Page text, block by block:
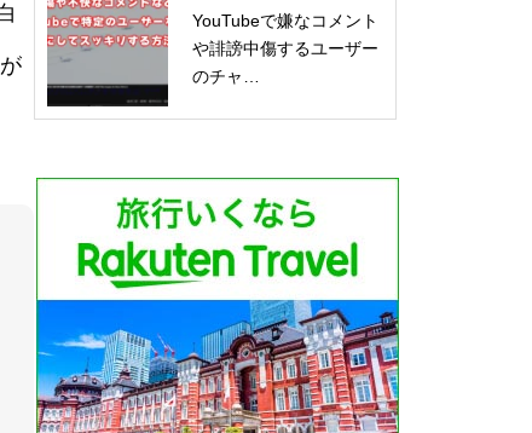
YouTubeで嫌なコメント
や誹謗中傷するユーザー
のチャ…